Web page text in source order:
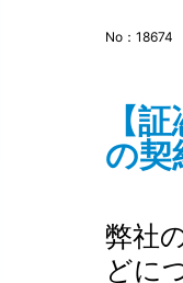
No：18674
【
の
弊社
どに